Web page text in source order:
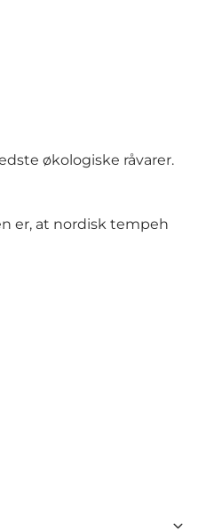
økologiske råvarer.
er, at nordisk tempeh